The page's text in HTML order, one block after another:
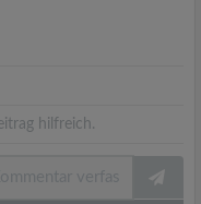
hilfreich.